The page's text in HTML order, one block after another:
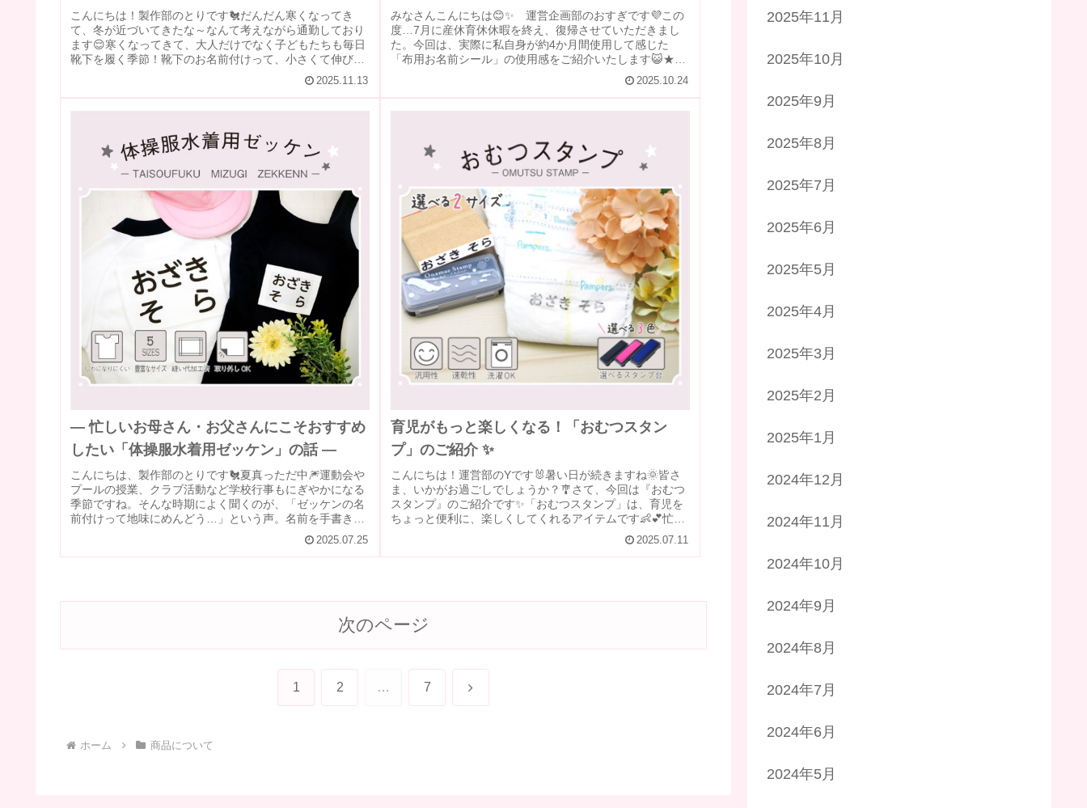
こんにちは！製作部のとりです🐔だんだん寒くなってき
て、冬が近づいてきたな～なんて考えながら通勤しており
ます😌寒くなってきて、大人だけでなく子どもたちも毎日
靴下を履く季節！靴下のお名前付けって、小さくて伸びる
2025.11.13
みなさんこんにちは😊✨ 運営企画部のおすぎです💜この
度…7月に産休育休休暇を終え、復帰させていただきまし
た。今回は、実際に私自身が約4か月間使用して感じた
「布用お名前シール」の使用感をご紹介いたします😺★布
2025.10.24
― 忙しいお母さん・お父さんにこそおすすめ
したい「体操服水着用ゼッケン」の話 ―
こんにちは、製作部のとりです🐔夏真っただ中🎆運動会や
プールの授業、クラブ活動など学校行事もにぎやかになる
季節ですね。そんな時期によく聞くのが、「ゼッケンの名
前付けって地味にめんどう…」という声。名前を手書きし
2025.07.25
育児がもっと楽しくなる！「おむつスタン
プ」のご紹介 ✨
こんにちは！運営部のYです🐰暑い日が続きますね🌞皆さ
ま、いかがお過ごしでしょうか？🎐さて、今回は『おむつ
スタンプ』のご紹介です✨️「おむつスタンプ」は、育児を
ちょっと便利に、楽しくしてくれるアイテムです👶💕忙し
2025.07.11
次のページ
1 2 … 7 次
ホーム 商品について
2025年11月
2025年10月
2025年9月
2025年8月
2025年7月
2025年6月
2025年5月
2025年4月
2025年3月
2025年2月
2025年1月
2024年12月
2024年11月
2024年10月
2024年9月
2024年8月
2024年7月
2024年6月
2024年5月